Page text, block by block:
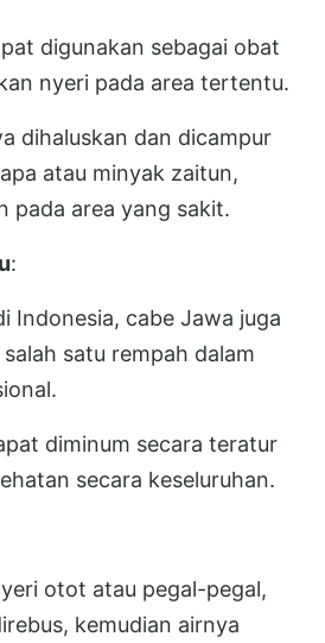
digunakan sebagai obat
nyeri pada area tertentu.
dihaluskan dan dicampur
atau minyak zaitun,
pada area yang sakit.
:
Indonesia, cabe Jawa juga
satu rempah dalam
diminum secara teratur
secara keseluruhan.
otot atau pegal-pegal,
kemudian airnya